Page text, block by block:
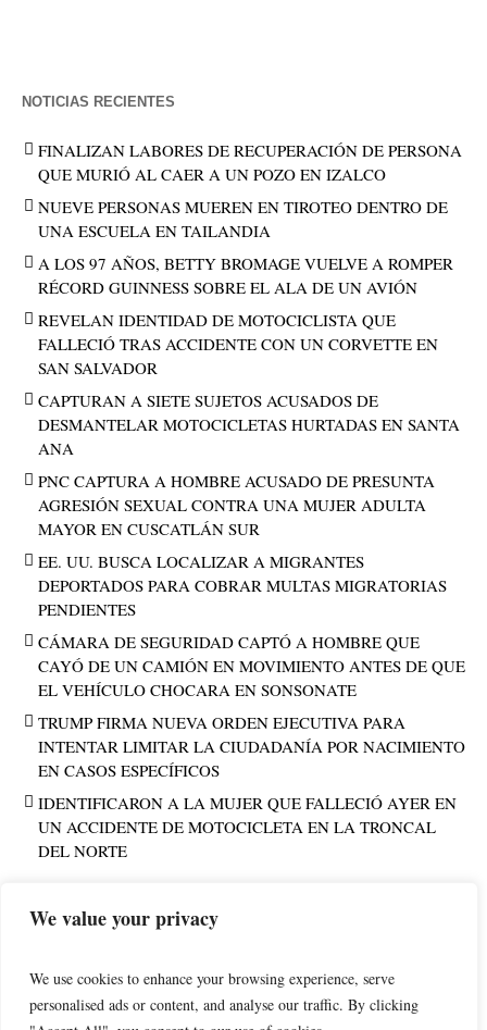
We value your privacy
We use cookies to enhance your browsing experience, serve
personalised ads or content, and analyse our traffic. By clicking
NOTICIAS RECIENTES
FINALIZAN LABORES DE RECUPERACIÓN DE PERSONA
QUE MURIÓ AL CAER A UN POZO EN IZALCO
NUEVE PERSONAS MUEREN EN TIROTEO DENTRO DE
UNA ESCUELA EN TAILANDIA
A LOS 97 AÑOS, BETTY BROMAGE VUELVE A ROMPER
RÉCORD GUINNESS SOBRE EL ALA DE UN AVIÓN
REVELAN IDENTIDAD DE MOTOCICLISTA QUE
FALLECIÓ TRAS ACCIDENTE CON UN CORVETTE EN
SAN SALVADOR
CAPTURAN A SIETE SUJETOS ACUSADOS DE
DESMANTELAR MOTOCICLETAS HURTADAS EN SANTA
ANA
PNC CAPTURA A HOMBRE ACUSADO DE PRESUNTA
AGRESIÓN SEXUAL CONTRA UNA MUJER ADULTA
MAYOR EN CUSCATLÁN SUR
EE. UU. BUSCA LOCALIZAR A MIGRANTES
DEPORTADOS PARA COBRAR MULTAS MIGRATORIAS
PENDIENTES
CÁMARA DE SEGURIDAD CAPTÓ A HOMBRE QUE
CAYÓ DE UN CAMIÓN EN MOVIMIENTO ANTES DE QUE
EL VEHÍCULO CHOCARA EN SONSONATE
TRUMP FIRMA NUEVA ORDEN EJECUTIVA PARA
INTENTAR LIMITAR LA CIUDADANÍA POR NACIMIENTO
EN CASOS ESPECÍFICOS
IDENTIFICARON A LA MUJER QUE FALLECIÓ AYER EN
UN ACCIDENTE DE MOTOCICLETA EN LA TRONCAL
DEL NORTE
PUBLICIDAD